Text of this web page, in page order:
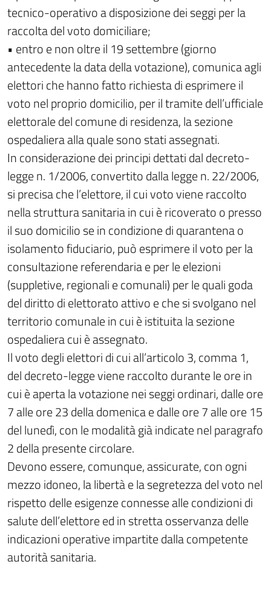
tecnico-operativo a disposizione dei seggi per la
raccolta del voto domiciliare;
• entro e non oltre il 19 settembre (giorno
antecedente la data della votazione), comunica agli
elettori che hanno fatto richiesta di esprimere il
voto nel proprio domicilio, per il tramite dell’ufficiale
elettorale del comune di residenza, la sezione
ospedaliera alla quale sono stati assegnati.
In considerazione dei principi dettati dal decreto-
legge n. 1/2006, convertito dalla legge n. 22/2006,
si precisa che l’elettore, il cui voto viene raccolto
nella struttura sanitaria in cui è ricoverato o presso
il suo domicilio se in condizione di quarantena o
isolamento fiduciario, può esprimere il voto per la
consultazione referendaria e per le elezioni
(suppletive, regionali e comunali) per le quali goda
del diritto di elettorato attivo e che si svolgano nel
territorio comunale in cui è istituita la sezione
ospedaliera cui è assegnato.
Il voto degli elettori di cui all’articolo 3, comma 1,
del decreto-legge viene raccolto durante le ore in
cui è aperta la votazione nei seggi ordinari, dalle ore
7 alle ore 23 della domenica e dalle ore 7 alle ore 15
del lunedì, con le modalità già indicate nel paragrafo
2 della presente circolare.
Devono essere, comunque, assicurate, con ogni
mezzo idoneo, la libertà e la segretezza del voto nel
rispetto delle esigenze connesse alle condizioni di
salute dell’elettore ed in stretta osservanza delle
indicazioni operative impartite dalla competente
autorità sanitaria.